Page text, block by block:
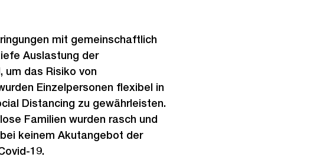
mit gemeinschaftlich
Auslastung der
um das Risiko von
Einzelpersonen flexibel in
Distancing zu gewährleisten.
Familien wurden rasch und
keinem Akutangebot der
19.